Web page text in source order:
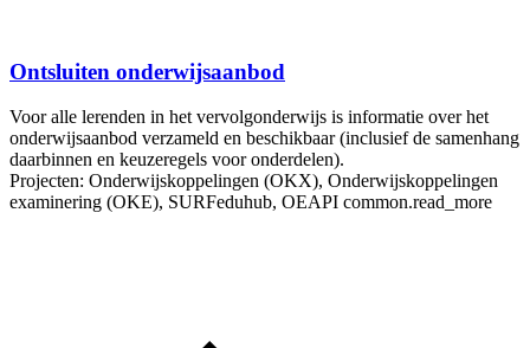
Ontsluiten onderwijsaanbod
Voor alle lerenden in het vervolgonderwijs is informatie over het
onderwijsaanbod verzameld en beschikbaar (inclusief de samenhang
daarbinnen en keuzeregels voor onderdelen).
Projecten: Onderwijskoppelingen (OKX), Onderwijskoppelingen
examinering (OKE), SURFeduhub, OEAPI common.read_more